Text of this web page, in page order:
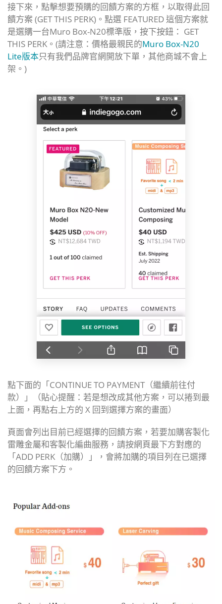
接下來， 點擊想要預購的回饋方案的方框，以取得此回
饋方案 (GET THIS PERK)。 點選 FEATURED 這個方案就
是選購一台Muro Box-N20標準版，按下按鈕： GET
THIS PERK。(請注意：價格最親民的Muro Box-N20
Lite版本只有我們品牌官網開放下單，其他商城不會上
架。)
點下面的「CONTINUE TO PAYMENT（繼續前往付
款）」
（貼心提醒：若是想改成其他方案，可以捲到最
上面，再點右上方的 X 回到選擇方案的畫面）
頁面會列出目前已經選擇的回饋方案，若要加購客製化
雷雕金屬和客製化編曲服務，請按網頁最下方對應的
「ADD PERK（加購）」，會將加購的項目列在已選擇
的回饋方案下方。